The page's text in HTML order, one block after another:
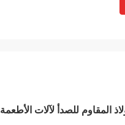
المقاوم للصدأ لآلات الأطعمة